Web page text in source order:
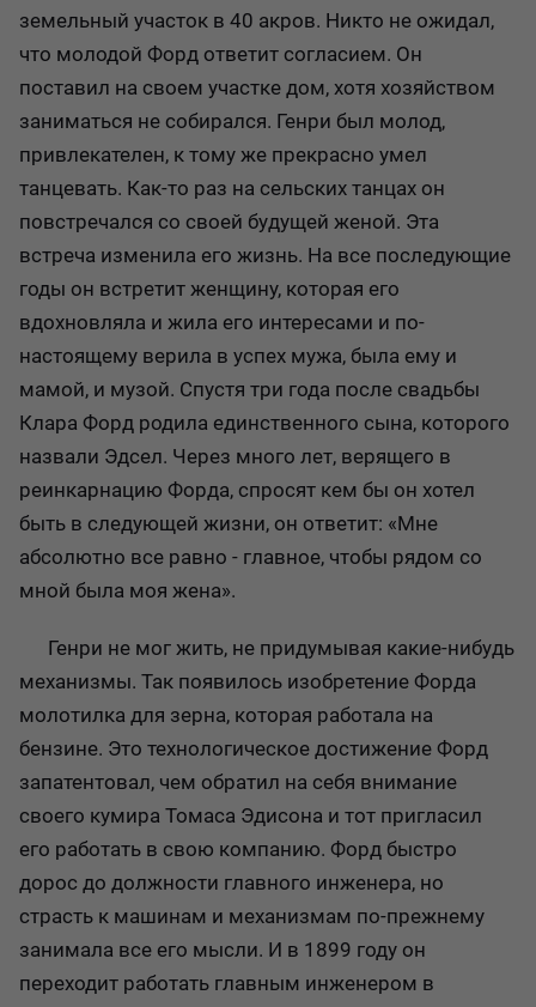
земельный участок в 40 акров. Никто не ожидал,
что молодой Форд ответит согласием. Он
поставил на своем участке дом, хотя хозяйством
заниматься не собирался. Генри был молод,
привлекателен, к тому же прекрасно умел
танцевать. Как-то раз на сельских танцах он
повстречался со своей будущей женой. Эта
встреча изменила его жизнь. На все последующие
годы он встретит женщину, которая его
вдохновляла и жила его интересами и по-
настоящему верила в успех мужа, была ему и
мамой, и музой. Спустя три года после свадьбы
Клара Форд родила единственного сына, которого
назвали Эдсел. Через много лет, верящего в
реинкарнацию Форда, спросят кем бы он хотел
быть в следующей жизни, он ответит: «Мне
абсолютно все равно - главное, чтобы рядом со
мной была моя жена».
Генри не мог жить, не придумывая какие-нибудь
механизмы. Так появилось изобретение Форда
молотилка для зерна, которая работала на
бензине. Это технологическое достижение Форд
запатентовал, чем обратил на себя внимание
своего кумира Томаса Эдисона и тот пригласил
его работать в свою компанию. Форд быстро
дорос до должности главного инженера, но
страсть к машинам и механизмам по-прежнему
занимала все его мысли. И в 1899 году он
переходит работать главным инженером в